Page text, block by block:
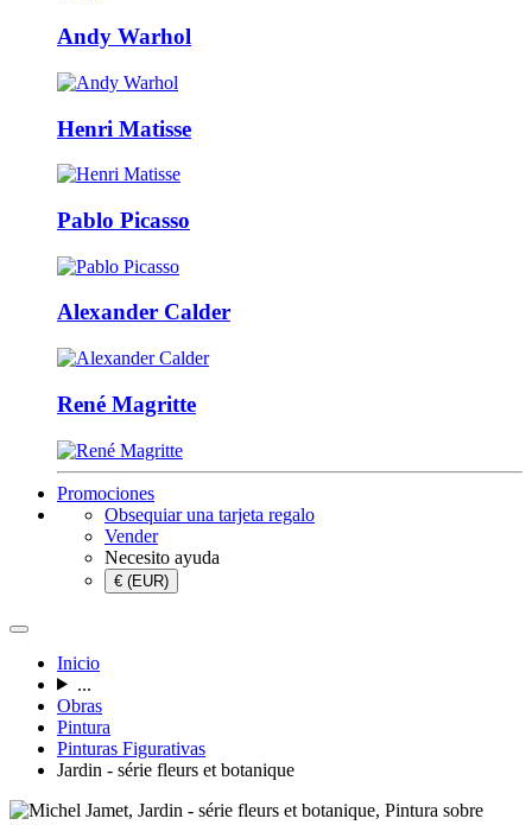
Andy Warhol
Henri Matisse
Pablo Picasso
Alexander Calder
René Magritte
Promociones
Obsequiar una tarjeta regalo
Vender
Necesito ayuda
€ (EUR)
Inicio
...
Obras
Pintura
Pinturas Figurativas
Jardin - série fleurs et botanique